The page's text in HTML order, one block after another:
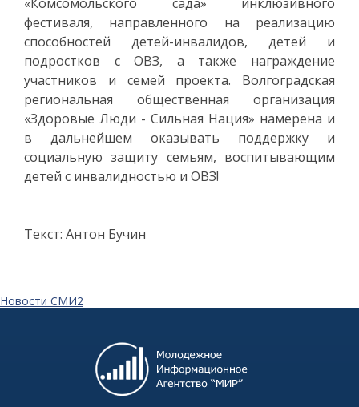
«Комсомольского сада» инклюзивного
фестиваля, направленного на реализацию
способностей детей-инвалидов, детей и
подростков с ОВЗ, а также награждение
участников и семей проекта. Волгоградская
региональная общественная организация
«Здоровые Люди - Сильная Нация» намерена и
в дальнейшем оказывать поддержку и
социальную защиту семьям, воспитывающим
детей с инвалидностью и ОВЗ!
Текст: Антон Бучин
Новости СМИ2